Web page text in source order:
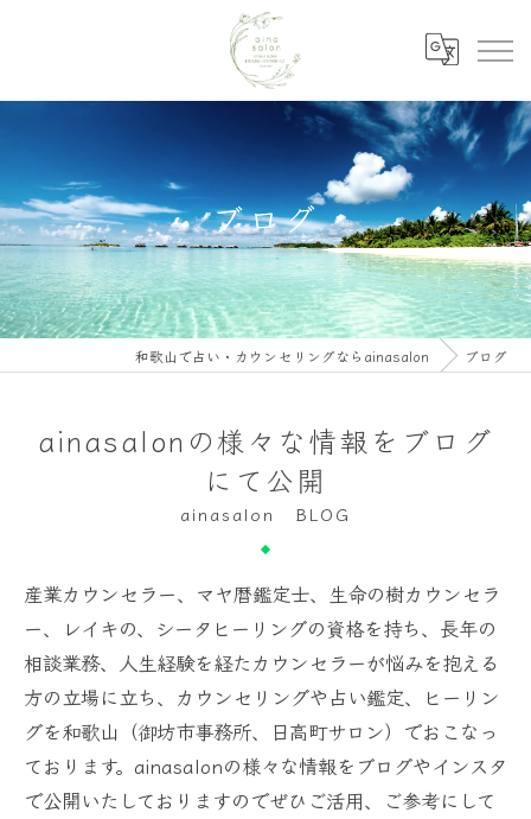
ブログ
和歌山で占い・カウンセリングならainasalon ブログ
ainasalonの様々な情報をブログ
にて公開
ainasalon BLOG
産業カウンセラー、マヤ暦鑑定士、生命の樹カウンセラ
ー、レイキの、シータヒーリングの資格を持ち、長年の
相談業務、人生経験を経たカウンセラーが悩みを抱える
方の立場に立ち、カウンセリングや占い鑑定、ヒーリン
グを和歌山（御坊市事務所、日高町サロン）でおこなっ
ております。ainasalonの様々な情報をブログやインスタ
で公開いたしておりますのでぜひご活用、ご参考にして